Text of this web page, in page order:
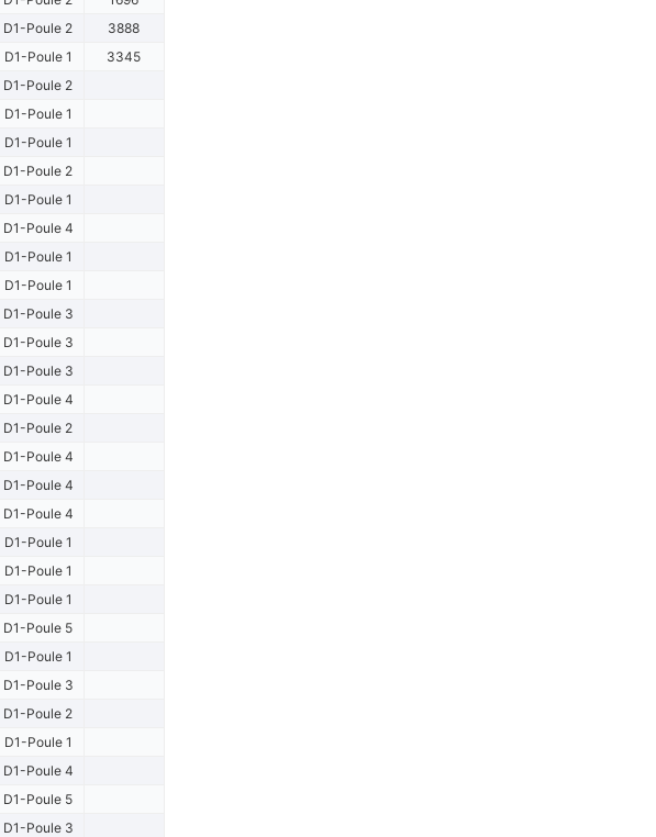
D1-Poule 2
3888
D1-Poule 1
3345
D1-Poule 2
D1-Poule 1
D1-Poule 1
D1-Poule 2
D1-Poule 1
D1-Poule 4
D1-Poule 1
D1-Poule 1
D1-Poule 3
D1-Poule 3
D1-Poule 3
D1-Poule 4
D1-Poule 2
D1-Poule 4
D1-Poule 4
D1-Poule 4
D1-Poule 1
D1-Poule 1
D1-Poule 1
D1-Poule 5
D1-Poule 1
D1-Poule 3
D1-Poule 2
D1-Poule 1
D1-Poule 4
D1-Poule 5
D1-Poule 3